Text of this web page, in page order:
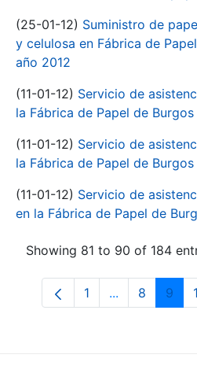
(25-01-12) Suministro de
y celulosa en Fábrica de
año 2012
(11-01-12) Servicio de
la Fábrica de Papel de
(11-01-12) Servicio de
la Fábrica de Papel de
(11-01-12) Servicio de
en la Fábrica de Papel de
Showing 81 to 90 of 184
Page
1 ...Intermediate
Page
8 9